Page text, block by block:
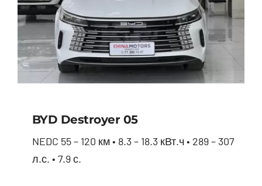
BYD Destroyer 05
NEDC 55 – 120 км • 8.3 – 18.3 кВт.ч • 289 – 307
л.с. • 7.9 с.